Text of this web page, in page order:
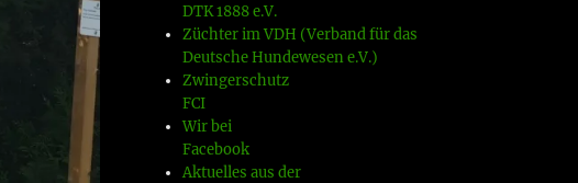
DTK 1888 e.V.
Züchter im VDH (Verband für das
Deutsche Hundewesen e.V.)
Zwingerschutz
FCI
Wir bei
Facebook
Aktuelles aus der